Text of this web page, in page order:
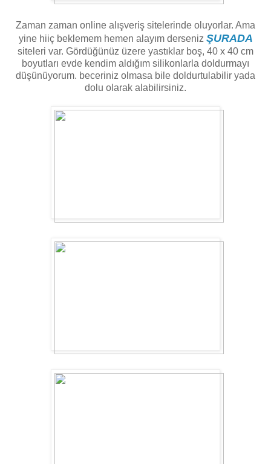
Zaman zaman online alışveriş sitelerinde oluyorlar. Ama
yine hiiç beklemem hemen alayım derseniz ŞURADA
siteleri var. Gördüğünüz üzere yastıklar boş, 40 x 40 cm
boyutları evde kendim aldığım silikonlarla doldurmayı
düşünüyorum. beceriniz olmasa bile doldurtulabilir yada
dolu olarak alabilirsiniz.